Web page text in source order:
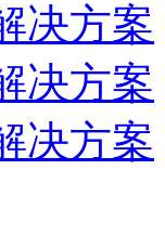
决方案
决方案
决方案